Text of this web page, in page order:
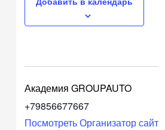
Академия GROUPAUTO
+79856677667
Посмотреть Организатор сайт